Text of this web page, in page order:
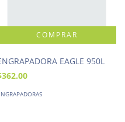
EAGLE 950L